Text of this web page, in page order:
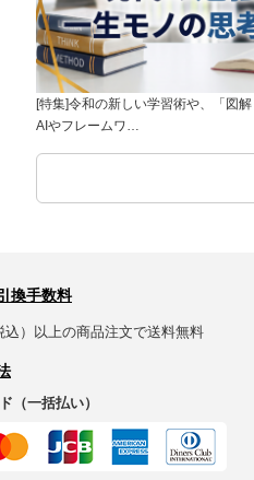
[特集]令和の新しい学習術や、「図解
AIやフレームワ…
換手数料
込）以上の商品注文で送料無料
（一括払い）